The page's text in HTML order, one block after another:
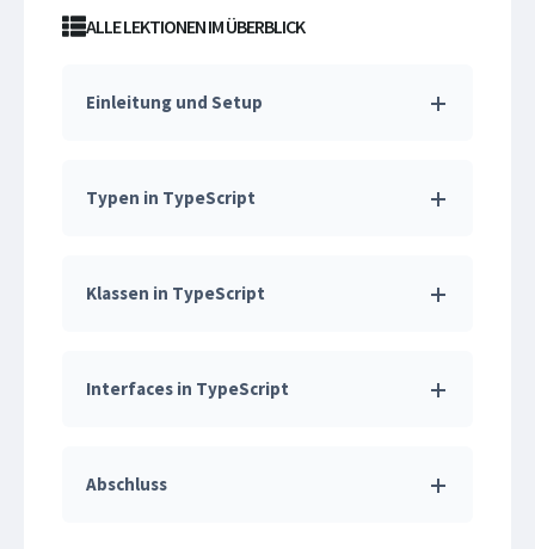
ALLE LEKTIONEN IM ÜBERBLICK
Einleitung und Setup
Typen in TypeScript
Klassen in TypeScript
Interfaces in TypeScript
Abschluss